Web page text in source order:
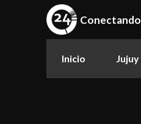
Conectando
Inicio Jujuy